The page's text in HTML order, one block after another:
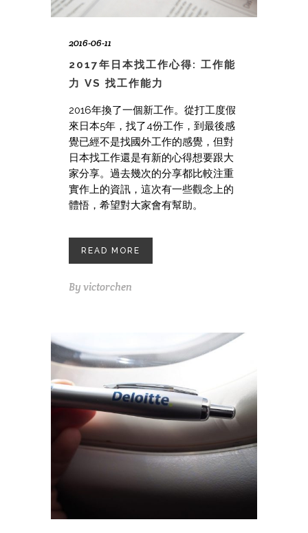
2016-06-11
2017年日本找工作心得: 工作能
力 VS 找工作能力
2016年換了一個新工作。從打工度假
來日本5年，找了4份工作，到最後感
覺已經不是找國外工作的感覺，但對
日本找工作還是有新的心得想要跟大
家分享。過去幾次的分享都比較注重
實作上的資訊，這次有一些觀念上的
體悟，希望對大家會有幫助。
READ MORE
By victorchen